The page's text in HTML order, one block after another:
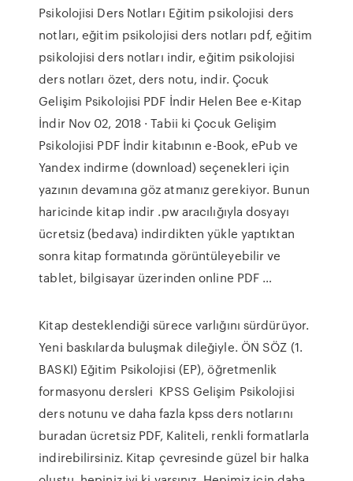
Psikolojisi Ders Notları Eğitim psikolojisi ders
notları, eğitim psikolojisi ders notları pdf, eğitim
psikolojisi ders notları indir, eğitim psikolojisi
ders notları özet, ders notu, indir. Çocuk
Gelişim Psikolojisi PDF İndir Helen Bee e-Kitap
İndir Nov 02, 2018 · Tabii ki Çocuk Gelişim
Psikolojisi PDF İndir kitabının e-Book, ePub ve
Yandex indirme (download) seçenekleri için
yazının devamına göz atmanız gerekiyor. Bunun
haricinde kitap indir .pw aracılığıyla dosyayı
ücretsiz (bedava) indirdikten yükle yaptıktan
sonra kitap formatında görüntüleyebilir ve
tablet, bilgisayar üzerinden online PDF …
Kitap desteklendiği sürece varlığını sürdürüyor.
Yeni baskılarda buluşmak dileğiyle. ÖN SÖZ (1.
BASKI) Eğitim Psikolojisi (EP), öğretmenlik
formasyonu dersleri KPSS Gelişim Psikolojisi
ders notunu ve daha fazla kpss ders notlarını
buradan ücretsiz PDF, Kaliteli, renkli formatlarla
indirebilirsiniz. Kitap çevresinde güzel bir halka